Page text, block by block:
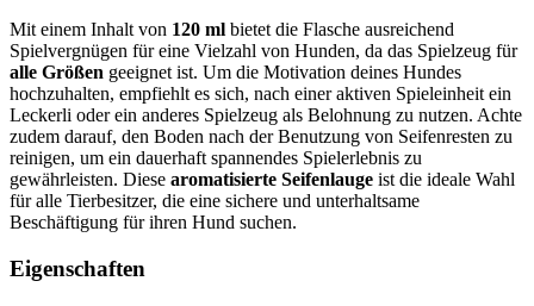
Mit einem Inhalt von 120 ml bietet die Flasche ausreichend
Spielvergnügen für eine Vielzahl von Hunden, da das Spielzeug für
alle Größen geeignet ist. Um die Motivation deines Hundes
hochzuhalten, empfiehlt es sich, nach einer aktiven Spieleinheit ein
Leckerli oder ein anderes Spielzeug als Belohnung zu nutzen. Achte
zudem darauf, den Boden nach der Benutzung von Seifenresten zu
reinigen, um ein dauerhaft spannendes Spielerlebnis zu
gewährleisten. Diese aromatisierte Seifenlauge ist die ideale Wahl
für alle Tierbesitzer, die eine sichere und unterhaltsame
Beschäftigung für ihren Hund suchen.
Eigenschaften